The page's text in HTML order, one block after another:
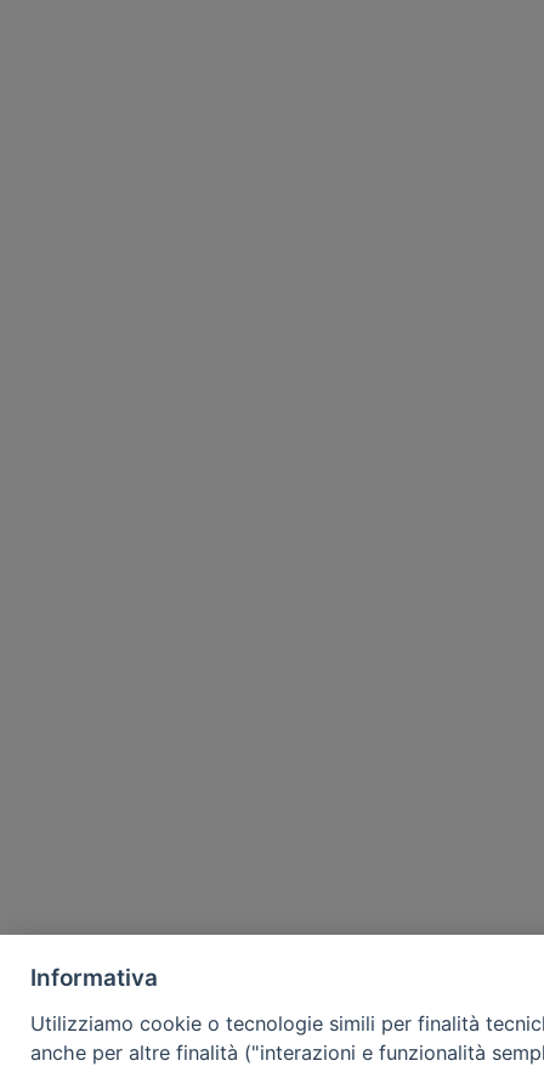
Informativa
Utilizziamo cookie o tecnologie simili per finalità
anche per altre finalità ("interazioni e funzionalità